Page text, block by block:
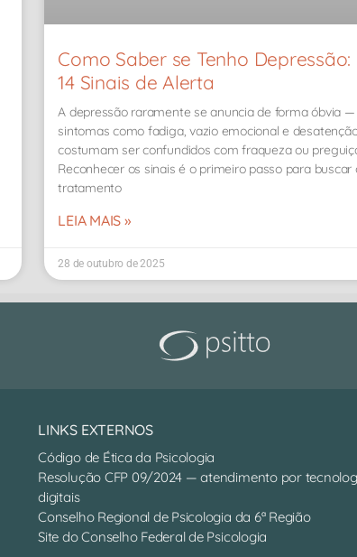
Como Saber se Tenho Depressão:
14 Sinais de Alerta
A depressão raramente se anuncia de forma óbvia —
sintomas como fadiga, vazio emocional e
costumam ser confundidos com fraqueza ou
Reconhecer os sinais é o primeiro passo para buscar
tratamento
LEIA MAIS »
28 de outubro de 2025
LINKS EXTERNOS
Código de Ética da Psicologia
Resolução CFP 09/2024 — atendimento por
digitais
Conselho Regional de Psicologia da 6ª Região
Site do Conselho Federal de Psicologia